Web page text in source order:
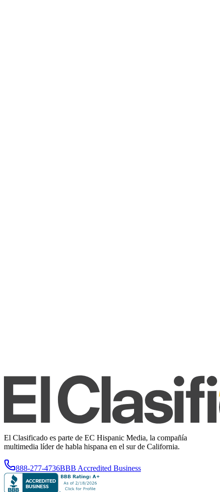
El Clasificado es parte de EC Hispanic Media, la compañía
multimedia líder de habla hispana en el sur de California.
888-277-4736BBB Accredited Business